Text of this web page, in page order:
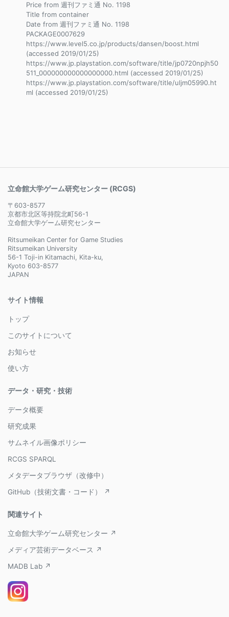
Price from 週刊ファミ通 No. 1198
Title from container
Date from 週刊ファミ通 No. 1198
PACKAGE0007629
https://www.level5.co.jp/products/dansen/boost.html
(accessed 2019/01/25)
https://www.jp.playstation.com/software/title/jp0720npjh50
511_000000000000000000.html (accessed 2019/01/25)
https://www.jp.playstation.com/software/title/uljm05990.ht
ml (accessed 2019/01/25)
立命館大学ゲーム研究センター (RCGS)
〒603-8577
京都市北区等持院北町56-1
立命館大学ゲーム研究センター
Ritsumeikan Center for Game Studies
Ritsumeikan University
56-1 Toji-in Kitamachi, Kita-ku,
Kyoto 603-8577
JAPAN
サイト情報
トップ
このサイトについて
お知らせ
使い方
データ・研究・技術
データ概要
研究成果
サムネイル画像ポリシー
RCGS SPARQL
メタデータブラウザ（改修中）
GitHub（技術文書・コード） ↗
関連サイト
立命館大学ゲーム研究センター ↗
メディア芸術データベース ↗
MADB Lab ↗